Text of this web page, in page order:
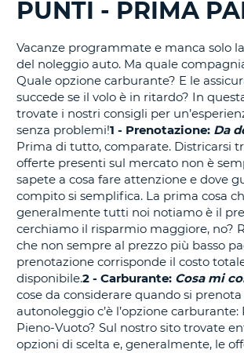
IN
CORSO......
PUNTI - PRIMA
Vacanze programmate e manca solo
del noleggio auto. Ma quale
Quale opzione carburante? E le
succede se il volo è in ritardo? In
trovate i nostri consigli per
senza problemi!1 - Prenotazione: Da
Prima di tutto, comparate. Districarsi
offerte presenti sul mercato non è
sapete a cosa fare attenzione e dove
compito si semplifica. La prima cosa
generalmente tutti noi notiamo è il
cerchiamo il risparmio maggiore, no?
che non sempre al prezzo più basso
prenotazione corrisponde il costo
disponibile.2 - Carburante: Cosa mi
cose da considerare quando si
autonoleggio c’è l’opzione
Pieno-Vuoto? Sul nostro sito trovate
opzioni di scelta e, generalmente, le